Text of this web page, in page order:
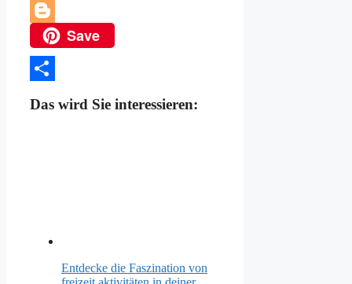
Telegram
BloggerSave
Das wird Sie interessieren:
Entdecke die Faszination von